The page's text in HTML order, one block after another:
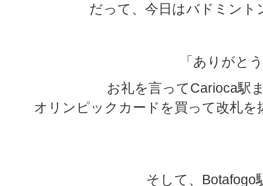
だって、今日はバドミント
「ありがと
お礼を言ってCarioca駅
オリンピックカードを買って改札を
そして、Botafogo